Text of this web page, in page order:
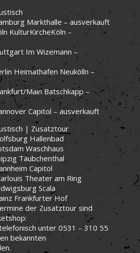
Markthalle – ausverkauft
KulturKircheKöln –
Im Wizemann –
Heimathafen Neukölln –
Main Batschkapp –
Capitol – ausverkauft
| Zusatztour
Hallenbad
Waschhaus
Täubchenthal
Capitol
Theater am Ring
Scala
Frankfurter Hof
der Zusatztour sind
unter 0531 – 310 55
bekannten